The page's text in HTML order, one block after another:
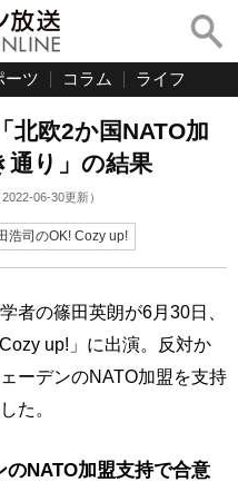
ーツ コラム ライフ
北欧2か国NATO加
通り」の結果
2022-06-30更新）
浩司のOK! Cozy up!
者の篠田英朗が6月30日、
up!」に出演。反対か
ーデンのNATO加盟を支持
た。
NATO加盟支持で合意